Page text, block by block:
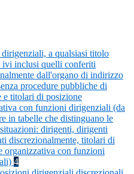
a qualsiasi titolo
ivi inclusi quelli conferiti
dall'organo di indirizzo
procedure pubbliche di
e titolari di posizione
con funzioni dirigenziali (da
in tabelle che distinguano le
dirigenti, dirigenti
discrezionalmente, titolari di
organizzativa con funzioni
4